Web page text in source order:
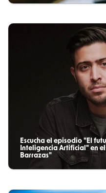
Escucha el episodio "El
Inteligencia Artificial" en
Barrazas"